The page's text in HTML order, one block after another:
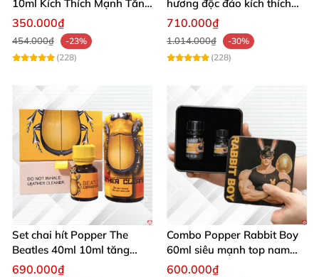
10ml Kích Thích Mạnh Tăng
Ham Muốn Mua Ngay
350.000₫
454.000₫
-23%
(228)
hương độc đáo kích thích
mạnh mẽ sảng khoái
710.000₫
1.014.000₫
-30%
(228)
Set chai hít Popper The
Beatles 40ml 10ml tăng
khoái cảm quan hệ
690.000₫
Combo Popper Rabbit Boy
60ml siêu mạnh top nam
cực hưng phấn
600.000₫